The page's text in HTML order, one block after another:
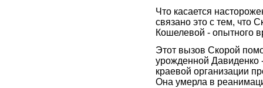
Что касается
связано это с тем, что
Кошелевой - опытного
Этот вызов Скорой
урожденной Давиденко
краевой организации
Она умерла в